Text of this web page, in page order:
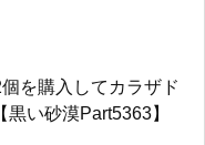
を購入してカラザド
い砂漠Part5363】